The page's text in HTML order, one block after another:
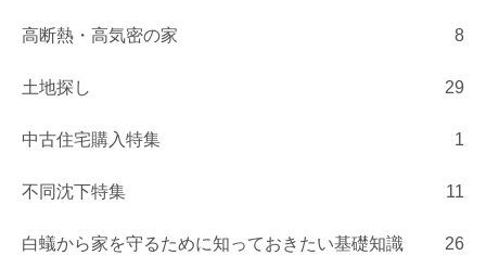
高断熱・高気密の家 8
土地探し 29
中古住宅購入特集 1
不同沈下特集 11
白蟻から家を守るために知っておきたい基礎知識 26